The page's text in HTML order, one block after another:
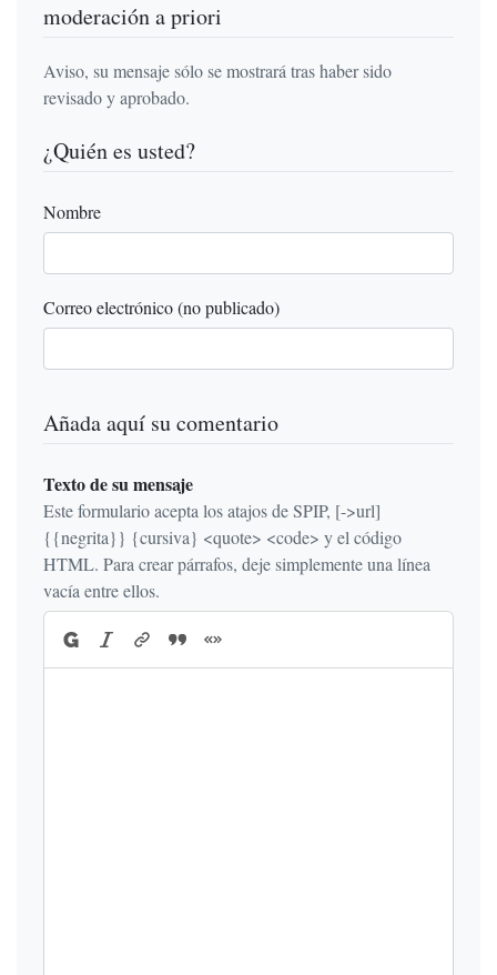
moderación a priori
Aviso, su mensaje sólo se mostrará tras haber sido
revisado y aprobado.
¿Quién es usted?
Nombre
Correo electrónico (no publicado)
Añada aquí su comentario
Texto de su mensaje
Este formulario acepta los atajos de SPIP, [->url]
{{negrita}} {cursiva} <quote> <code> y el código
HTML. Para crear párrafos, deje simplemente una línea
vacía entre ellos.